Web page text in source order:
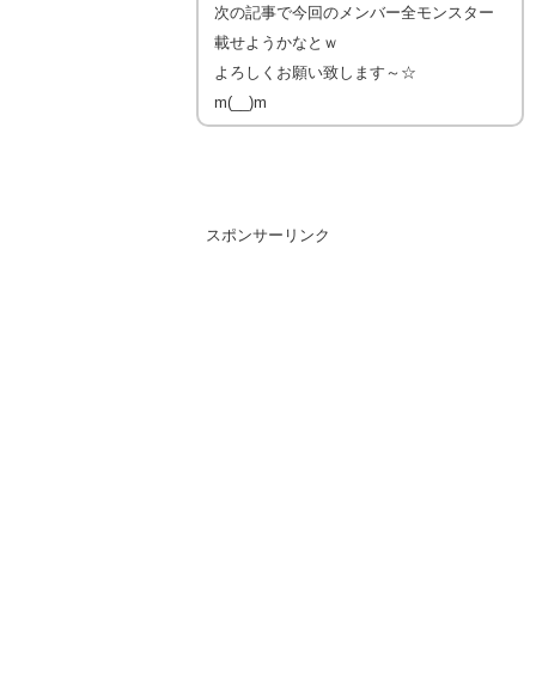
次の記事で今回のメンバー全モンスター
載せようかなとｗ
よろしくお願い致します～☆
m(__)m
スポンサーリンク